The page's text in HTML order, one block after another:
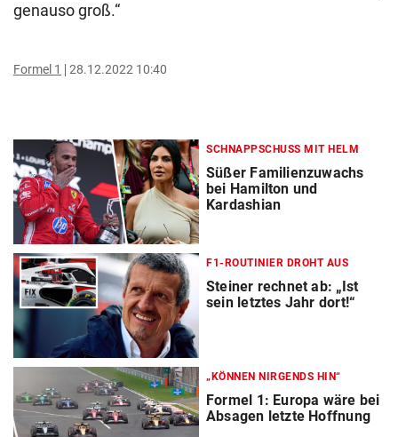
genauso groß.“
Formel 1 28.12.2022 10:40
SCHNAPPSCHUSS MIT HELM
Süßer Familienzuwachs
bei Hamilton und
Kardashian
F1-ROUTINIER DROHT AUS
Steiner rechnet ab: „Ist
sein letztes Jahr dort!“
„KÖNNEN NIRGENDS HIN“
Formel 1: Europa wäre bei
Absagen letzte Hoffnung